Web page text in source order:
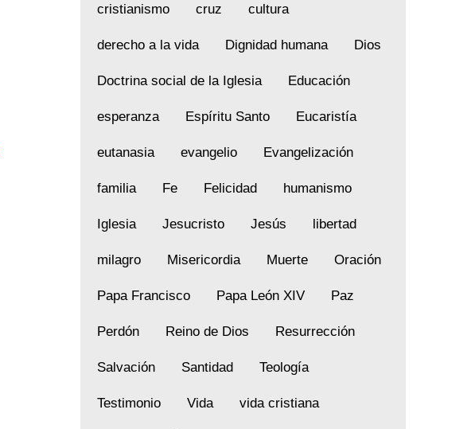
cristianismo cruz cultura
derecho a la vida Dignidad humana Dios
Doctrina social de la Iglesia Educación
esperanza Espíritu Santo Eucaristía
eutanasia evangelio Evangelización
familia Fe Felicidad humanismo
Iglesia Jesucristo Jesús libertad
milagro Misericordia Muerte Oración
Papa Francisco Papa León XIV Paz
Perdón Reino de Dios Resurrección
Salvación Santidad Teología
Testimonio Vida vida cristiana